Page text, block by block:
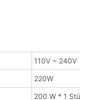
110V ~ 240V
220W
200 W * 1 Stück